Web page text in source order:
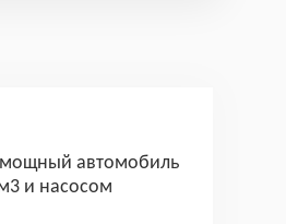
автомобиль
и насосом